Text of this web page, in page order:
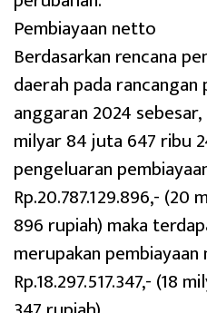
Pembiayaan netto
Berdasarkan rencana
daerah pada
anggaran 2024 sebesar,
milyar 84 juta 647 ribu
pengeluaran
Rp.20.787.129.896,- (20
896 rupiah) maka
merupakan
Rp.18.297.517.347,- (18